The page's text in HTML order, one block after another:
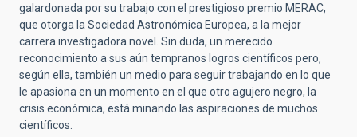
galardonada por su trabajo con el prestigioso premio MERAC,
que otorga la Sociedad Astronómica Europea, a la mejor
carrera investigadora novel. Sin duda, un merecido
reconocimiento a sus aún tempranos logros científicos pero,
según ella, también un medio para seguir trabajando en lo que
le apasiona en un momento en el que otro agujero negro, la
crisis económica, está minando las aspiraciones de muchos
científicos.